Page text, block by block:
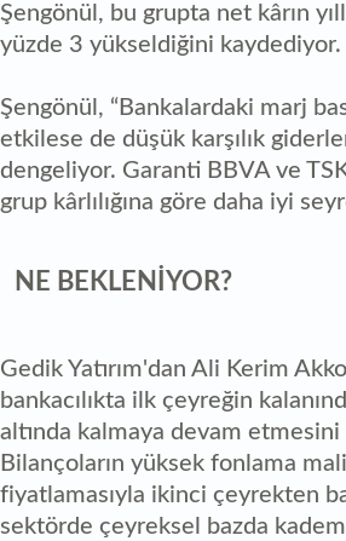
Şengönül, bu grupta net kârın
yüzde 3 yükseldiğini kaydediyor.
Şengönül, “Bankalardaki marj
etkilese de düşük karşılık
dengeliyor. Garanti BBVA ve
grup kârlılığına göre daha iyi
NE BEKLENİYOR?
Gedik Yatırım'dan Ali Kerim
bankacılıkta ilk çeyreğin
altında kalmaya devam
Bilançoların yüksek fonlama
fiyatlamasıyla ikinci çeyrekten
sektörde çeyreksel bazda